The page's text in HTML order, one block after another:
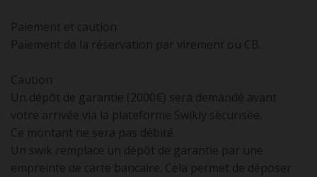
Paiement et caution
Paiement de la réservation par virement ou CB.
Caution
Un dépôt de garantie (2000€) sera demandé avant
votre arrivée via la plateforme Swikly sécurisée.
Ce montant ne sera pas débité
Un swik remplace un dépôt de garantie par une
empreinte de carte bancaire. Cela permet de déposer